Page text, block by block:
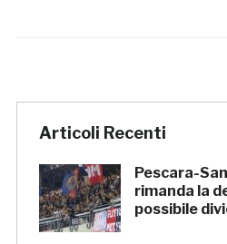
Articoli Recenti
Pescara-
rimanda la
possibile